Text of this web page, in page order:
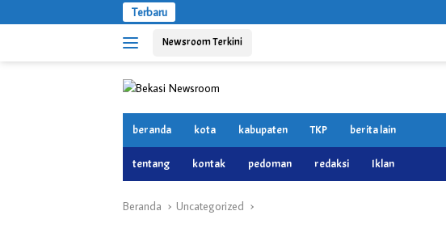
ke
Terbaru
Newsroom Terkini
beranda kota kabupaten TKP berita lain
tentang kontak pedoman redaksi Iklan
Beranda Uncategorized